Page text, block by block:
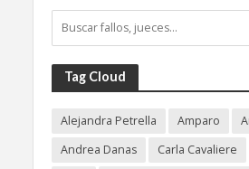
Tag Cloud
Alejandra Petrella Amparo
Andrea Danas
Carla Cavaliere